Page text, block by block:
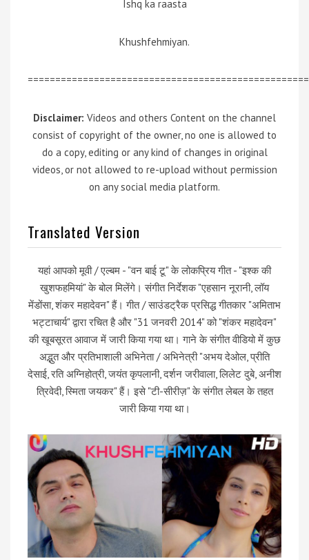
Ishq ka raasta
Khushfehmiyan.
Disclaimer: Videos and others Content on the channel
consist of copyright of the owner, no one is allowed to
do a copy, editing or any kind of changes in original
videos, or not allowed to re-upload without permission
on any social media platform.
Translated Version
यहां आपको मूवी / एल्बम - "वन बाई टू" के लोकप्रिय गीत - "इश्क की
खुशफहमियां" के बोल मिलेंगे। संगीत निर्देशक "एहसान नूरानी, ​​​​लॉय
मेंडोंसा, शंकर महादेवन" हैं। गीत / साउंडट्रैक प्रसिद्ध गीतकार "अमिताभ
भट्टाचार्य" द्वारा रचित है और "31 जनवरी 2014" को "शंकर महादेवन"
की खूबसूरत आवाज में जारी किया गया था। गाने के संगीत वीडियो में कुछ
अद्भुत और प्रतिभाशाली अभिनेता / अभिनेत्री "अभय देओल, प्रीति
देसाई, रति अग्निहोत्री, जयंत कृपलानी, दर्शन जरीवाला, लिलेट दुबे, अनीश
त्रिवेदी, स्मिता जयकर" हैं। इसे "टी-सीरीज़" के संगीत लेबल के तहत
जारी किया गया था।